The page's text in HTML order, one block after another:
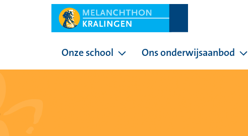
Onze school
Pagina's onder Onze school
Ons onderwijsaanbod